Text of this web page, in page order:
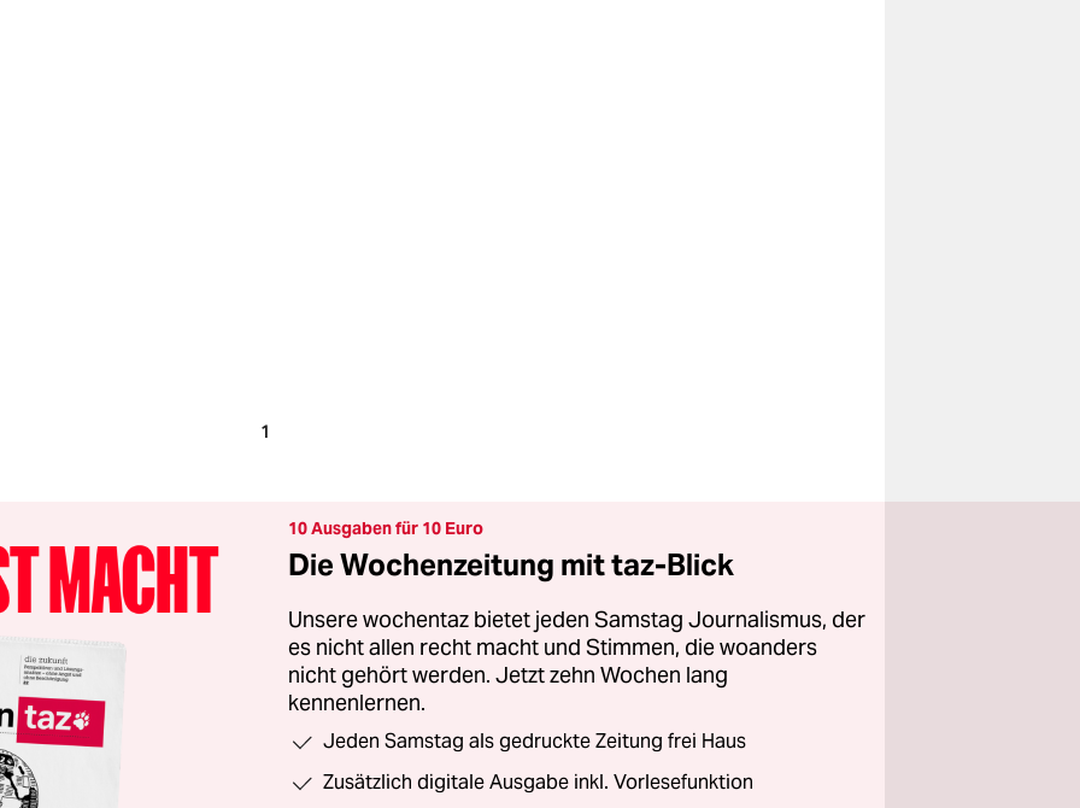
1
10 Ausgaben für 10 Euro
Die Wochenzeitung mit taz-Blick
Unsere wochentaz bietet jeden Samstag Journalismus, der
es nicht allen recht macht und Stimmen, die woanders
nicht gehört werden. Jetzt zehn Wochen lang
kennenlernen.
Jeden Samstag als gedruckte Zeitung frei Haus
Zusätzlich digitale Ausgabe inkl. Vorlesefunktion